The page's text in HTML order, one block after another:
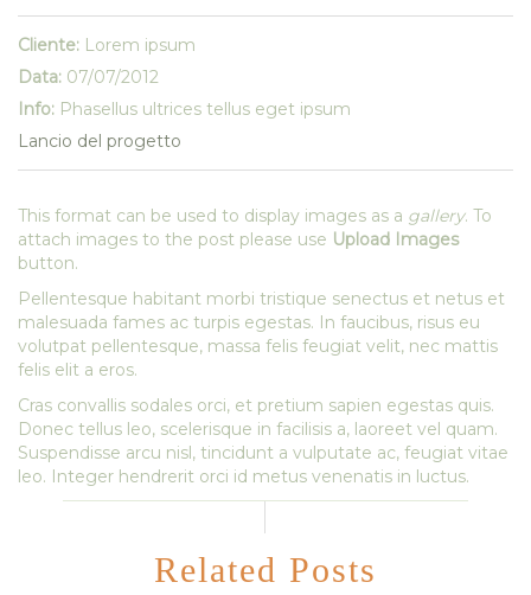
Cliente: Lorem ipsum
Data: 07/07/2012
Info: Phasellus ultrices tellus eget ipsum
Lancio del progetto
This format can be used to display images as a gallery. To
attach images to the post please use Upload Images
button.
Pellentesque habitant morbi tristique senectus et netus et
malesuada fames ac turpis egestas. In faucibus, risus eu
volutpat pellentesque, massa felis feugiat velit, nec mattis
felis elit a eros.
Cras convallis sodales orci, et pretium sapien egestas quis.
Donec tellus leo, scelerisque in facilisis a, laoreet vel quam.
Suspendisse arcu nisl, tincidunt a vulputate ac, feugiat vitae
leo. Integer hendrerit orci id metus venenatis in luctus.
Related Posts